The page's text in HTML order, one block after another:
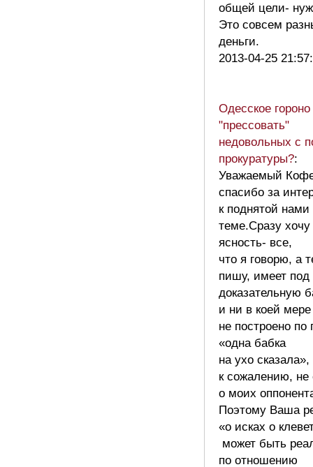
общей цели-
Это совсем
деньги.
2013-04-25
Одесское гороно
"прессовать"
недовольных с
прокуратуры?:
Уважаемый
спасибо за
к поднятой нами
теме.Сразу хочу
ясность- все,
что я говорю, а
пишу, имеет под
доказательную
и ни в коей мере
не построено по
«одна бабка
на ухо сказала»,
к сожалению, не
о моих
Поэтому Ваша
«о исках о
может быть
по отношению